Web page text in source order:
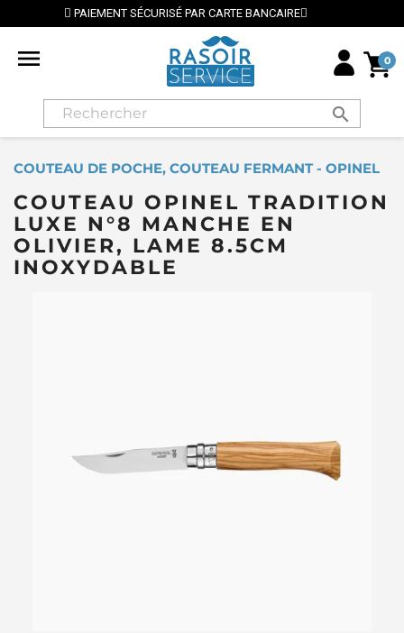
PAR CARTE BANCAIRE ⭐ LIVRAISON GRATUITE EN
 0
search
COUTEAU DE POCHE, COUTEAU FERMANT - OPINEL
COUTEAU OPINEL TRADITION
LUXE N°8 MANCHE EN
OLIVIER, LAME 8.5CM
INOXYDABLE